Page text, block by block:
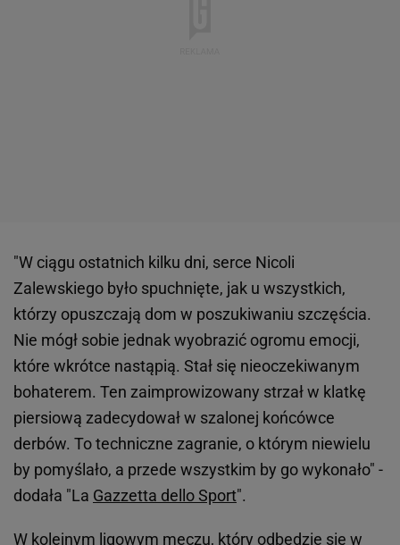
"W ciągu ostatnich kilku dni, serce Nicoli
Zalewskiego było spuchnięte, jak u wszystkich,
którzy opuszczają dom w poszukiwaniu szczęścia.
Nie mógł sobie jednak wyobrazić ogromu emocji,
które wkrótce nastąpią. Stał się nieoczekiwanym
bohaterem. Ten zaimprowizowany strzał w klatkę
piersiową zadecydował w szalonej końcówce
derbów. To techniczne zagranie, o którym niewielu
by pomyślało, a przede wszystkim by go wykonało" -
dodała "La Gazzetta dello Sport".
W kolejnym ligowym meczu, który odbędzie się w